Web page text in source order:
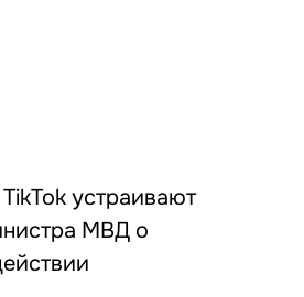
устраивают
МВД о